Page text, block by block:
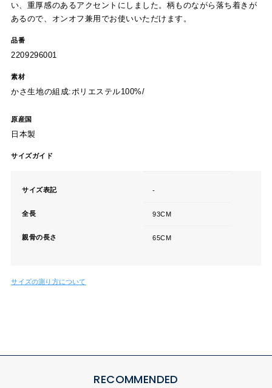
い、重厚感のあるアクセントにしました。柄ものながら落ち着きが
あるので、オンオフ兼用でお使いいただけます。
品番
2209296001
素材
かさ生地の組成:ポリエステル100%/
原産国
日本製
サイズガイド
サイズ表記 -
全長 93CM
親骨の長さ 65CM
サイズの測り方について
RECOMMENDED